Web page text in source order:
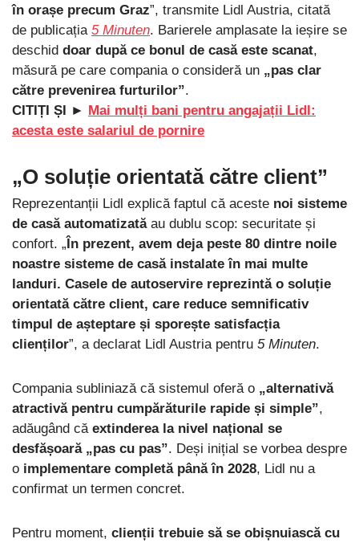
în orașe precum Graz”, transmite Lidl Austria, citată
de publicația 5 Minuten. Barierele amplasate la ieșire se
deschid doar după ce bonul de casă este scanat,
măsură pe care compania o consideră un „pas clar
către prevenirea furturilor”.
CITIȚI ȘI ►
Mai mulți bani pentru angajații Lidl:
acesta este salariul de pornire
„O soluție orientată către client”
Reprezentanții Lidl explică faptul că aceste noi sisteme
de casă automatizatăau dublu scop: securitate și
confort. „ În prezent, avem deja peste 80 dintre noile
noastre sisteme de casă instalate în mai multe
landuri. Casele de autoservire reprezintă o soluție
orientată către client, care reduce semnificativ
timpul de așteptare și sporește satisfacția
clienților”, a declarat Lidl Austria pentru 5 Minuten.
Compania subliniază că sistemul oferă o „alternativă
atractivă pentru cumpărăturile rapide și simple”,
adăugând că extinderea la nivel național se
desfășoară „pas cu pas”. Deși inițial se vorbea despre
o implementare completă până în 2028, Lidl nu a
confirmat un termen concret.
Pentru moment, clienții trebuie să se obișnuiască cu